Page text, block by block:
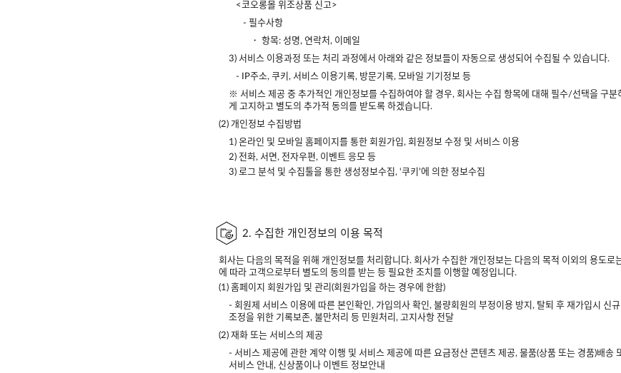
<코오롱몰 위조상품 신고>
- 필수사항
・ 항목: 성명, 연락처, 이메일
3) 서비스 이용과정 또는 처리 과정에서 아래와 같은 정보들이 자동으로 생성되어 수집될 수 있습니다.
- IP주소, 쿠키, 서비스 이용기록, 방문기록, 모바일 기기정보 등
※ 서비스 제공 중 추가적인 개인정보를 수집하여야 할 경우, 회사는 수집 항목에 대해 필수/선택을 구
게 고지하고 별도의 추가적 동의를 받도록 하겠습니다.
(2) 개인정보 수집방법
1) 온라인 및 모바일 홈페이지를 통한 회원가입, 회원정보 수정 및 서비스 이용
2) 전화, 서면, 전자우편, 이벤트 응모 등
3) 로그 분석 및 수집툴을 통한 생성정보수집, ‘쿠키’에 의한 정보수집
2. 수집한 개인정보의 이용 목적
회사는 다음의 목적을 위해 개인정보를 처리합니다. 회사가 수집한 개인정보는 다음의 목적 이외의 용도
에 따라 고객으로부터 별도의 동의를 받는 등 필요한 조치를 이행할 예정입니다.
(1) 홈페이지 회원가입 및 관리(회원가입을 하는 경우에 한함)
- 회원제 서비스 이용에 따른 본인확인, 가입의사 확인, 불량회원의 부정이용 방지, 탈퇴 후 재가입시 신
조정을 위한 기록보존, 불만처리 등 민원처리, 고지사항 전달
(2) 재화 또는 서비스의 제공
- 서비스 제공에 관한 계약 이행 및 서비스 제공에 따른 요금정산 콘텐츠 제공, 물품(상품 또는 경품)배
서비스 안내, 신상품이나 이벤트 정보안내